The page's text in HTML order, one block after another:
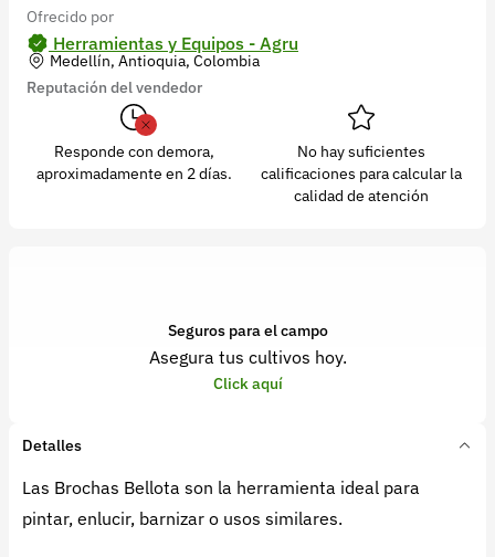
Ofrecido por
Herramientas y Equipos - Agru
Medellín, Antioquia, Colombia
Reputación del vendedor
Responde con demora,
aproximadamente en 2 días.
No hay suficientes
calificaciones para calcular la
calidad de atención
Seguros para el campo
Asegura tus cultivos hoy.
Click aquí
Detalles
Las Brochas Bellota son la herramienta ideal para
pintar, enlucir, barnizar o usos similares.